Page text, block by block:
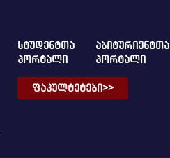
ᲡᲢᲣᲓᲔᲜᲢᲗᲐ
ᲞᲝᲠᲢᲐᲚᲘ
ᲐᲑᲘᲢᲣᲠᲘᲔᲜᲢᲗᲐ
ᲞᲝᲠᲢᲐᲚᲘ
ᲤᲐᲙᲣᲚᲢᲔᲢᲔᲑᲘ>>